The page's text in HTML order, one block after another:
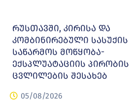
რუსთავში, კირისა და
კომბინირებული სასუქის
საწარმოს მოწყობა-
ექსპლუატაციის პირობის
ცვლილების შესახებ
05/08/2026